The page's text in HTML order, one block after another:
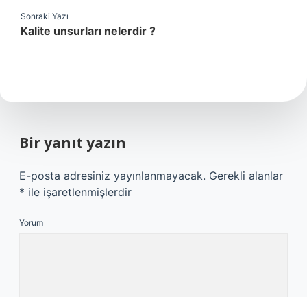
Sonraki Yazı
Kalite unsurları nelerdir ?
Bir yanıt yazın
E-posta adresiniz yayınlanmayacak. Gerekli alanlar
* ile işaretlenmişlerdir
Yorum